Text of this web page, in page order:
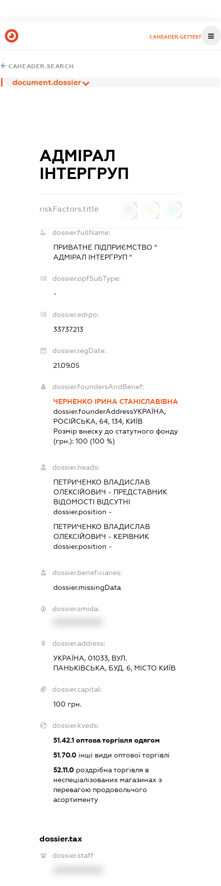
CAHEADER.GETTEST
CAHEADER.SEARCH
document.dossier
АДМІРАЛ
ІНТЕРГРУП
riskFactors.title
dossier.fullName:
ПРИВАТНЕ ПІДПРИЄМСТВО "
АДМІРАЛ ІНТЕРГРУП "
dossier.opfSubType:
-
dossier.edrpo:
33737213
dossier.regDate:
21.09.05
dossier.foundersAndBenef:
ЧЕРНЕНКО ІРИНА СТАНІСЛАВІВНА
dossier.founderAddressУКРАЇНА,
РОСІЙСЬКА, 64, 134, КИЇВ
Розмір внеску до статутного фонду
(грн.): 100 (100 %)
dossier.heads:
ПЕТРИЧЕНКО ВЛАДИСЛАВ
ОЛЕКСІЙОВИЧ - ПРЕДСТАВНИК
ВІДОМОСТІ ВІДСУТНІ
dossier.position -
ПЕТРИЧЕНКО ВЛАДИСЛАВ
ОЛЕКСІЙОВИЧ - КЕРІВНИК
dossier.position -
dossier.beneficiaries:
dossier.missingData
dossier.smida:
dossier.address:
УКРАЇНА, 01033, ВУЛ.
ПАНЬКІВСЬКА, БУД. 6, МІСТО КИЇВ
dossier.capital:
100 грн.
dossier.kveds:
51.42.1оптова торгівля одягом
51.70.0інші види оптової торгівлі
52.11.0роздрібна торгівля в
неспеціалізованих магазинах з
перевагою продовольчого
асортименту
dossier.tax
dossier.staff